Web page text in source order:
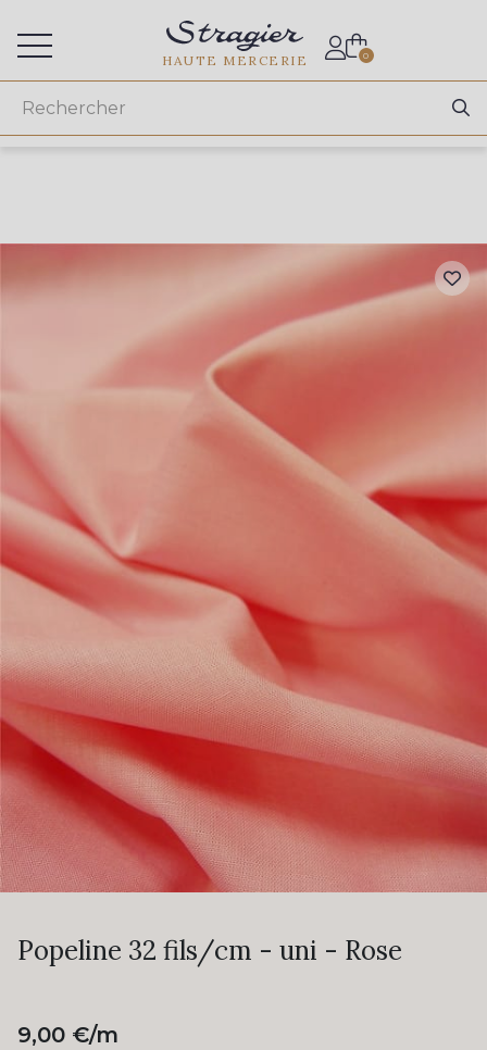
HAUTE MERCERIE 0
Popeline 32 fils/cm - uni - Rose
9,00 €/m